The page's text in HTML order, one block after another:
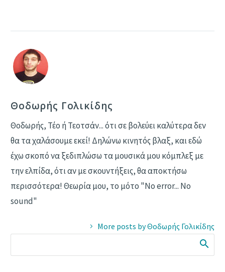
Θοδωρής Γολικίδης
Θοδωρής, Τέο ή Τεοτσάν... ότι σε βολεύει καλύτερα δεν
θα τα χαλάσουμε εκεί! Δηλώνω κινητός βλαξ, και εδώ
έχω σκοπό να ξεδιπλώσω τα μουσικά μου κόμπλεξ με
την ελπίδα, ότι αν με σκουντήξεις, θα αποκτήσω
περισσότερα! Θεωρία μου, το μότο "No error... No
sound"
More posts by Θοδωρής Γολικίδης